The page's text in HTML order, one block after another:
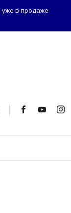
в продаже